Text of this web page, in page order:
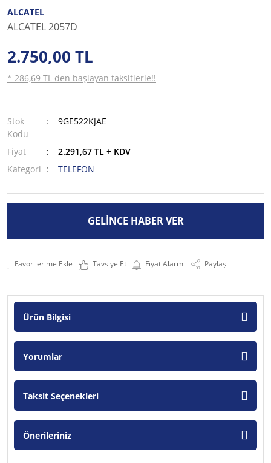
ALCATEL
ALCATEL 2057D
2.750,00 TL
* 286,69 TL den başlayan taksitlerle!!
Stok
Kodu
9GE522KJAE
Fiyat
2.291,67 TL + KDV
Kategori
TELEFON
GELİNCE HABER VER
Tavsiye Et Fiyat Alarmı Paylaş
Ürün Bilgisi
Yorumlar
Taksit Seçenekleri
Önerileriniz